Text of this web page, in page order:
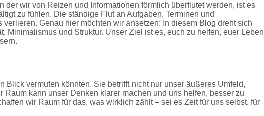
wir von Reizen und Informationen förmlich überflutet werden, ist es
zu fühlen. Die ständige Flut an Aufgaben, Terminen und
Genau hier möchten wir ansetzen: In diesem Blog dreht sich
Minimalismus und Struktur. Unser Ziel ist es, euch zu helfen, euer Leben
Blick vermuten könnten. Sie betrifft nicht nur unser äußeres Umfeld,
kann unser Denken klarer machen und uns helfen, besser zu
wir Raum für das, was wirklich zählt – sei es Zeit für uns selbst, für